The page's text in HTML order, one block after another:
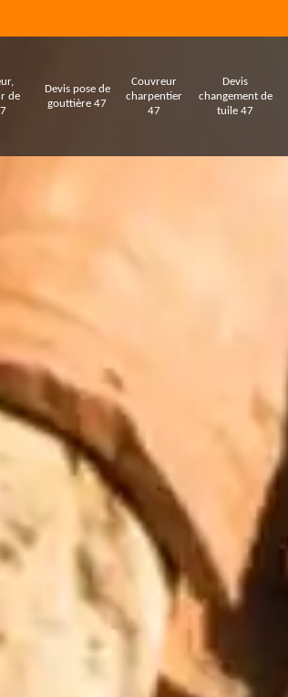
de
Devis pose de
gouttière 47
Couvreur
charpentier
47
Devis
changement de
tuile 47